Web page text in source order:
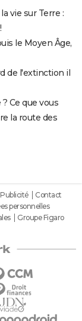
vie sur Terre :
le Moyen Âge,
de l'extinction il
Ce que vous
la route des
Publicité
Contact
personnelles
Groupe Figaro